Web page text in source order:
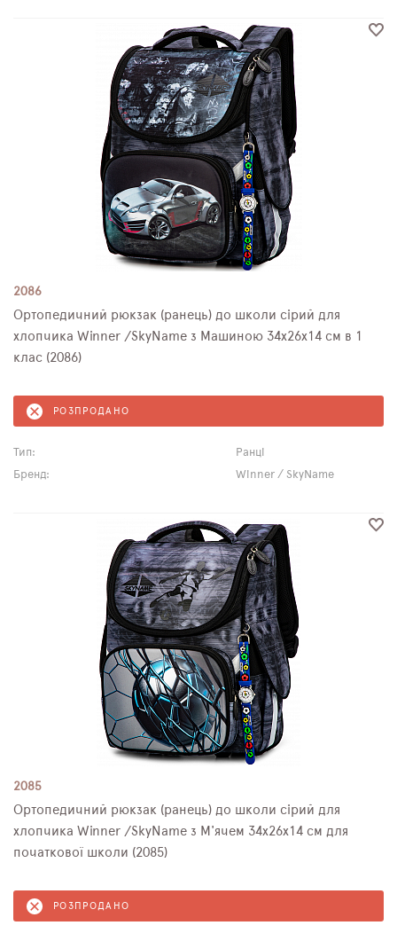
2086
Ортопедичний рюкзак (ранець) до школи сірий для
хлопчика Winner /SkyName з Машиною 34х26х14 см в 1
клас (2086)
РОЗПРОДАНО
Тип:
Ранці
Бренд:
Winner / SkyName
2085
Ортопедичний рюкзак (ранець) до школи сірий для
хлопчика Winner /SkyName з М'ячем 34х26х14 см для
початкової школи (2085)
РОЗПРОДАНО